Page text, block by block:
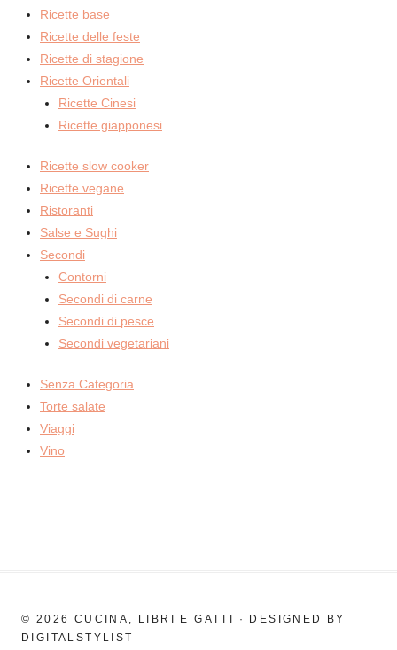
Ricette base
Ricette delle feste
Ricette di stagione
Ricette Orientali
Ricette Cinesi
Ricette giapponesi
Ricette slow cooker
Ricette vegane
Ristoranti
Salse e Sughi
Secondi
Contorni
Secondi di carne
Secondi di pesce
Secondi vegetariani
Senza Categoria
Torte salate
Viaggi
Vino
© 2026 CUCINA, LIBRI E GATTI · DESIGNED BY
DIGITALSTYLIST